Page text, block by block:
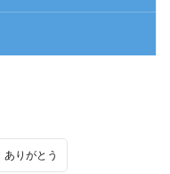
ありがとう